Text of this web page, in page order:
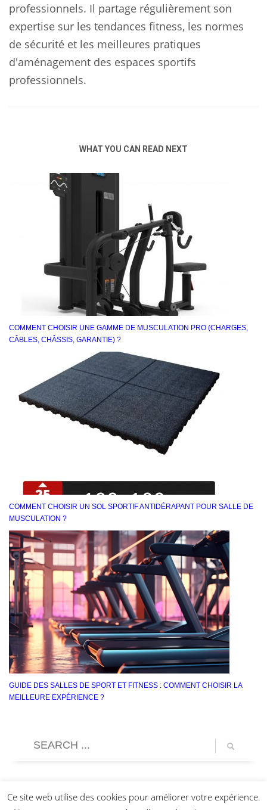
professionnels. Il partage régulièrement son
expertise sur les tendances fitness, les normes
de sécurité et les meilleures pratiques
d'aménagement des espaces sportifs
professionnels.
WHAT YOU CAN READ NEXT
COMMENT CHOISIR UNE GAMME DE MUSCULATION PRO (CHARGES,
CÂBLES, CHÂSSIS, GARANTIE) ?
COMMENT CHOISIR UN SOL SPORTIF ANTIDÉRAPANT POUR SALLE DE
MUSCULATION ?
GUIDE DES SALLES DE SPORT ET FITNESS : COMMENT CHOISIR LA
MEILLEURE EXPÉRIENCE ?
Ce site web utilise des cookies pour améliorer votre expérience.